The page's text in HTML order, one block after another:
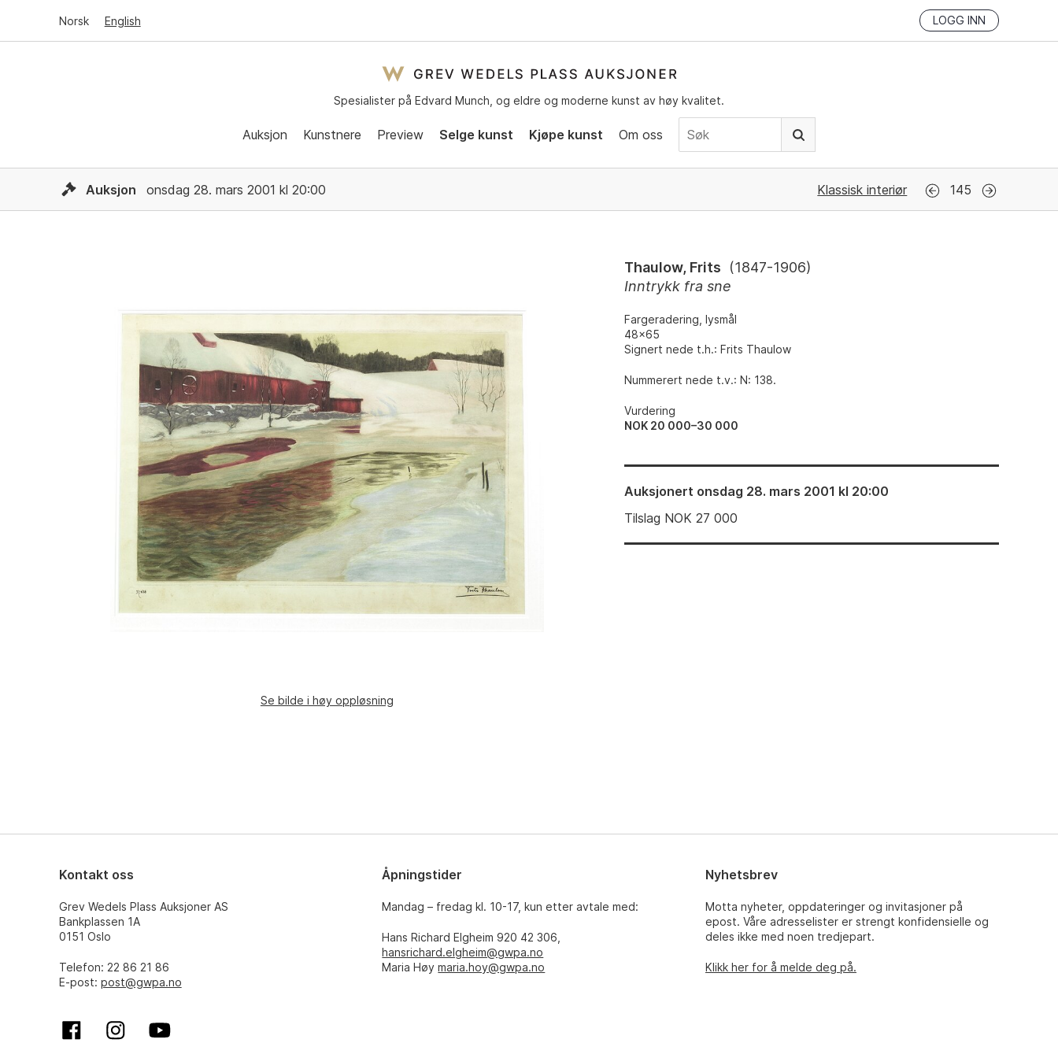
Norsk English LOGG INN
Spesialister på Edvard Munch, og eldre og moderne kunst av høy kvalitet.
Auksjon Kunstnere Preview Selge kunst Kjøpe kunst Om oss
Auksjon onsdag 28. mars 2001 kl 20:00 Klassisk interiør 145
Se bilde i høy oppløsning
Thaulow, Frits (1847-1906)
Inntrykk fra sne
Fargeradering, lysmål
48x65
Signert nede t.h.: Frits Thaulow
Nummerert nede t.v.: N: 138.
Vurdering
NOK 20 000–30 000
Auksjonert onsdag 28. mars 2001 kl 20:00
Tilslag NOK27 000
Kontakt oss
Grev Wedels Plass Auksjoner AS
Bankplassen 1A
0151 Oslo
Telefon: 22 86 21 86
E-post: post@gwpa.no
Åpningstider
Mandag – fredag kl. 10-17, kun etter avtale med:
Hans Richard Elgheim 920 42 306,
hansrichard.elgheim@gwpa.no
Maria Høymaria.hoy@gwpa.no
Nyhetsbrev
Motta nyheter, oppdateringer og invitasjoner på
epost. Våre adresselister er strengt konfidensielle og
deles ikke med noen tredjepart.
Klikk her for å melde deg på.